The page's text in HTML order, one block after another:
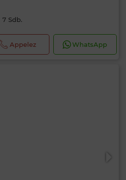
7 Sdb.
Appelez WhatsApp